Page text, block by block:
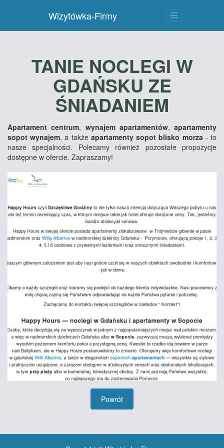
Wizytówka-Firmy
TANIE NOCLEGI W
GDAŃSKU ZE
ŚNIADANIEM
Apartament centrum, wynajem apartamentów, apartamenty
sopot wynajem, a także apartamenty sopot blisko morza- to
nasze specjalności. Polecamy również pozostałe propozycje
dostępne w ofercie. Zapraszamy!
Powrót